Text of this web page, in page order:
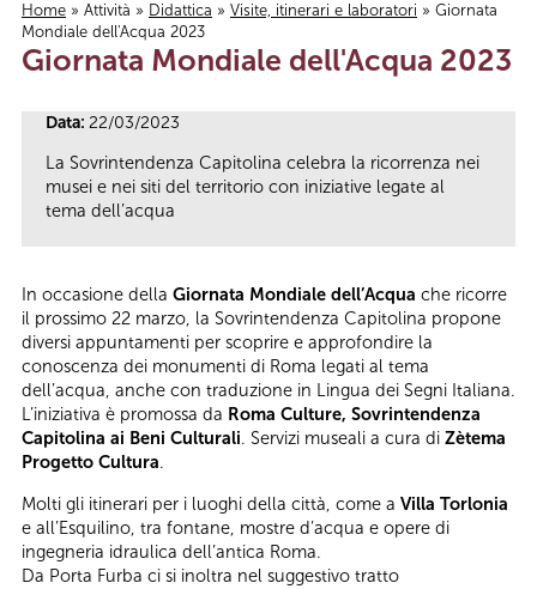
Tu sei qui
Home » Attività » Didattica » Visite, itinerari e laboratori » Giornata
Mondiale dell'Acqua 2023
Giornata Mondiale dell'Acqua 2023
Data: 22/03/2023
La Sovrintendenza Capitolina celebra la ricorrenza nei
musei e nei siti del territorio con iniziative legate al
tema dell’acqua
In occasione della Giornata Mondiale dell’Acqua che ricorre
il prossimo 22 marzo, la Sovrintendenza Capitolina propone
diversi appuntamenti per scoprire e approfondire la
conoscenza dei monumenti di Roma legati al tema
dell’acqua, anche con traduzione in Lingua dei Segni Italiana.
L’iniziativa è promossa da Roma Culture, Sovrintendenza
Capitolina ai Beni Culturali. Servizi museali a cura di Zètema
Progetto Cultura.
Molti gli itinerari per i luoghi della città, come a Villa Torlonia
e all’Esquilino, tra fontane, mostre d’acqua e opere di
ingegneria idraulica dell’antica Roma.
Da Porta Furba ci si inoltra nel suggestivo tratto